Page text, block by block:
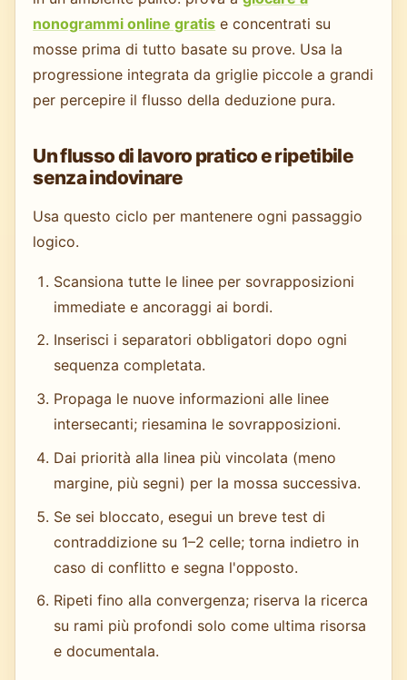
nonogrammi online gratis e concentrati su
mosse prima di tutto basate su prove. Usa la
progressione integrata da griglie piccole a grandi
per percepire il flusso della deduzione pura.
Un flusso di lavoro pratico e ripetibile
senza indovinare
Usa questo ciclo per mantenere ogni passaggio
logico.
Scansiona tutte le linee per sovrapposizioni
immediate e ancoraggi ai bordi.
Inserisci i separatori obbligatori dopo ogni
sequenza completata.
Propaga le nuove informazioni alle linee
intersecanti; riesamina le sovrapposizioni.
Dai priorità alla linea più vincolata (meno
margine, più segni) per la mossa successiva.
Se sei bloccato, esegui un breve test di
contraddizione su 1–2 celle; torna indietro in
caso di conflitto e segna l'opposto.
Ripeti fino alla convergenza; riserva la ricerca
su rami più profondi solo come ultima risorsa
e documentala.